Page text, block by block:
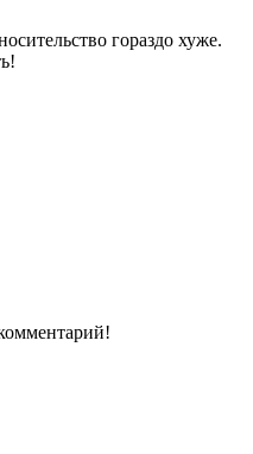
гораздо хуже.